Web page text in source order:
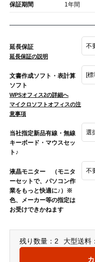
保証期間 1年間
延長保証
延長保証の説明
文書作成ソフト・表計算
ソフト
WPSオフィス2の詳細へ
マイクロソフトオフィスの注
意事項
当社指定新品有線・無線
キーボード・マウスセッ
ト♪
液晶モニター （モニタ
ーセットで、パソコン作
業をもっと快適に♪）※
色、メーカー等の指定は
お受けできかねます
残り数量：2 大型送料